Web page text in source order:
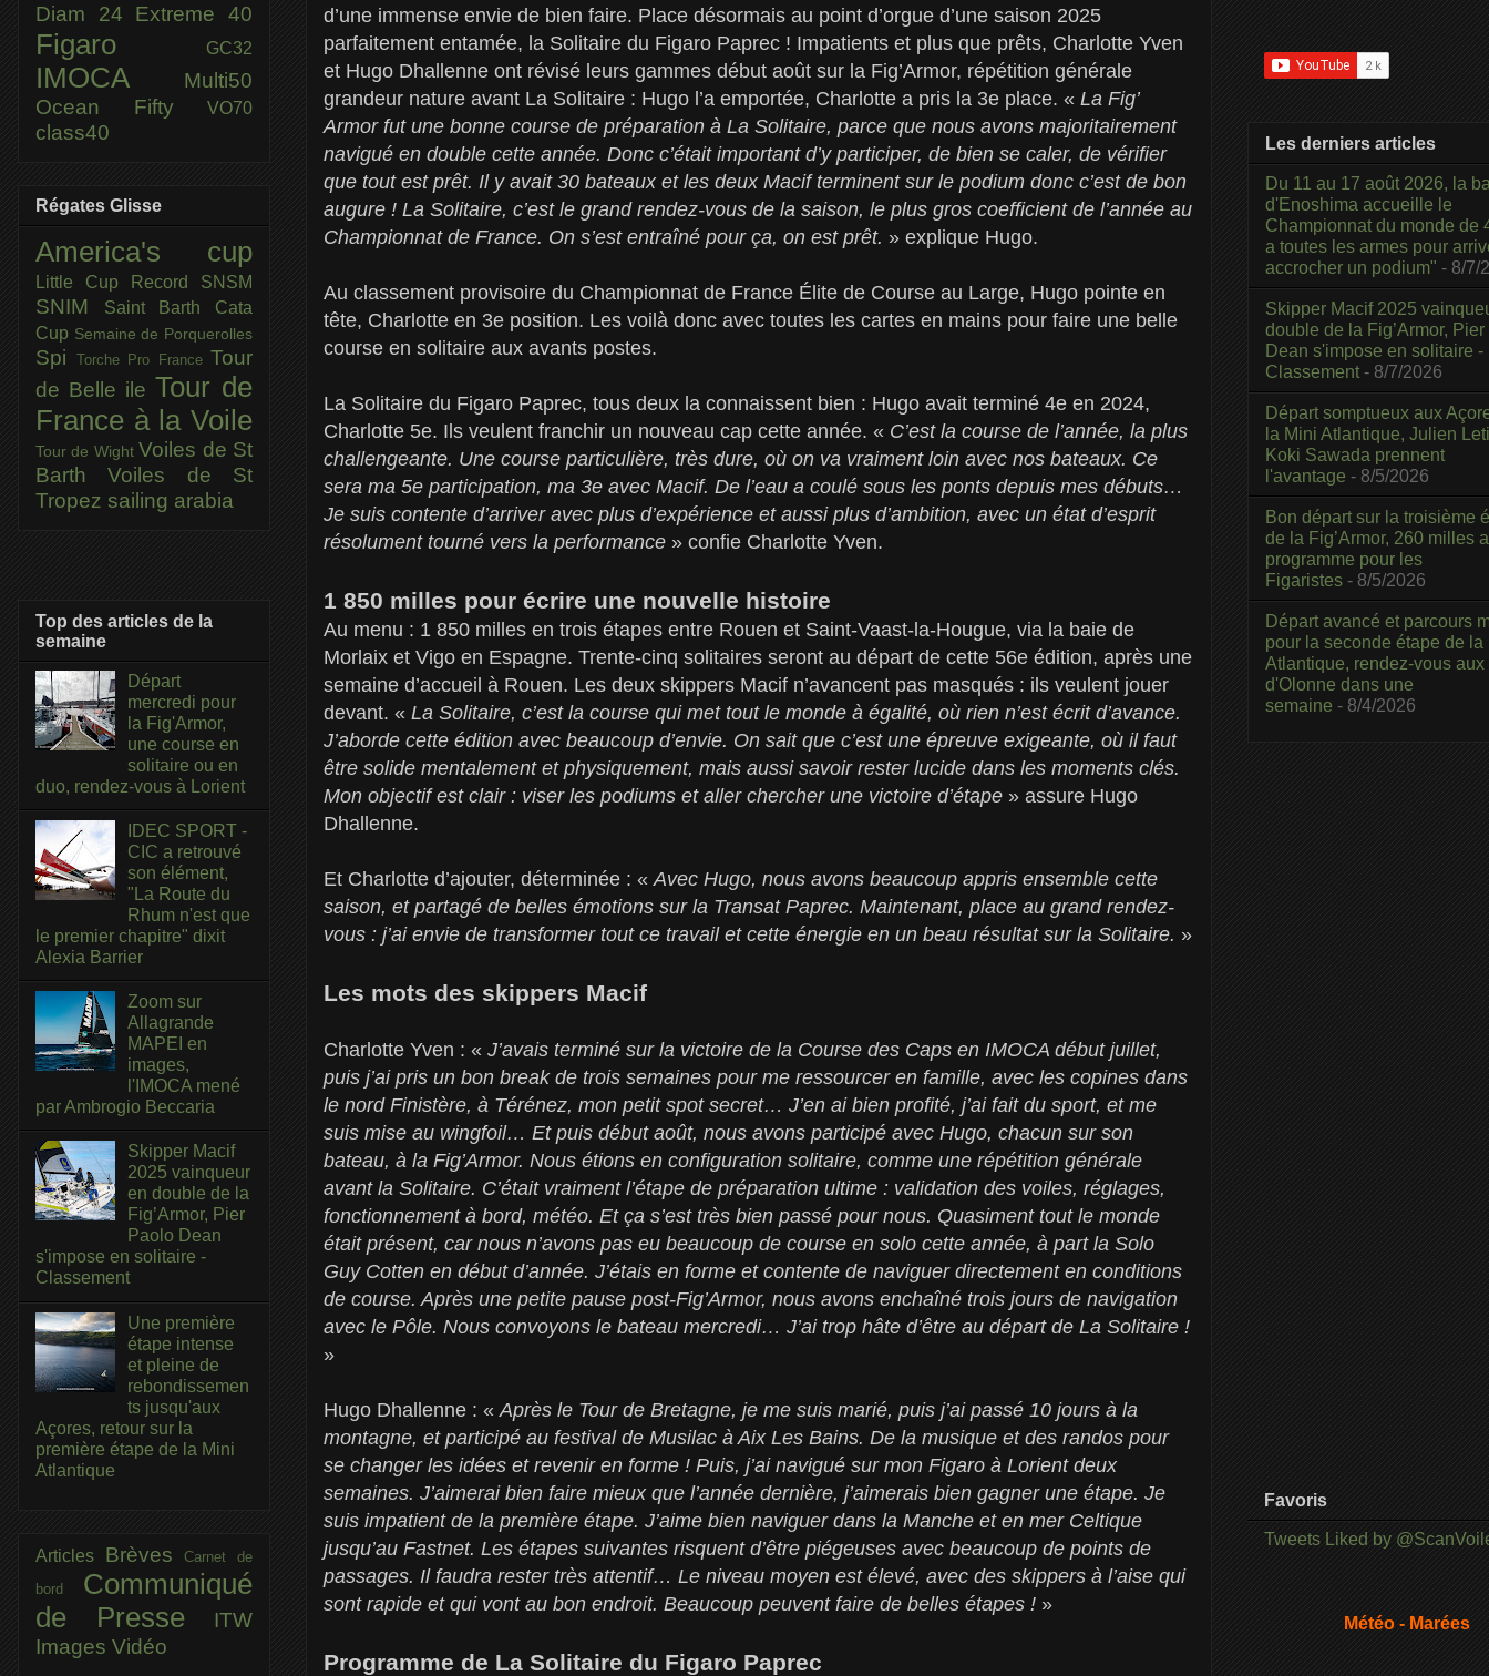
d’une immense envie de bien faire. Place désormais au point d’orgue d’une saison 2025
parfaitement entamée, la Solitaire du Figaro Paprec ! Impatients et plus que prêts, Charlotte Yven
et Hugo Dhallenne ont révisé leurs gammes début août sur la Fig’Armor, répétition générale
grandeur nature avant La Solitaire : Hugo l’a emportée, Charlotte a pris la 3e place. « La Fig’
Armor fut une bonne course de préparation à La Solitaire, parce que nous avons majoritairement
navigué en double cette année. Donc c’était important d’y participer, de bien se caler, de vérifier
que tout est prêt. Il y avait 30 bateaux et les deux Macif terminent sur le podium donc c’est de bon
augure ! La Solitaire, c’est le grand rendez-vous de la saison, le plus gros coefficient de l’année au
Championnat de France. On s’est entraîné pour ça, on est prêt. » explique Hugo.
Au classement provisoire du Championnat de France Élite de Course au Large, Hugo pointe en
tête, Charlotte en 3e position. Les voilà donc avec toutes les cartes en mains pour faire une belle
course en solitaire aux avants postes.
La Solitaire du Figaro Paprec, tous deux la connaissent bien : Hugo avait terminé 4e en 2024,
Charlotte 5e. Ils veulent franchir un nouveau cap cette année. « C’est la course de l’année, la plus
challengeante. Une course particulière, très dure, où on va vraiment loin avec nos bateaux. Ce
sera ma 5e participation, ma 3e avec Macif. De l’eau a coulé sous les ponts depuis mes débuts…
Je suis contente d’arriver avec plus d’expérience et aussi plus d’ambition, avec un état d’esprit
résolument tourné vers la performance » confie Charlotte Yven.
1 850 milles pour écrire une nouvelle histoire
Au menu : 1 850 milles en trois étapes entre Rouen et Saint-Vaast-la-Hougue, via la baie de
Morlaix et Vigo en Espagne. Trente-cinq solitaires seront au départ de cette 56e édition, après une
semaine d’accueil à Rouen. Les deux skippers Macif n’avancent pas masqués : ils veulent jouer
devant. « La Solitaire, c’est la course qui met tout le monde à égalité, où rien n’est écrit d’avance.
J’aborde cette édition avec beaucoup d’envie. On sait que c’est une épreuve exigeante, où il faut
être solide mentalement et physiquement, mais aussi savoir rester lucide dans les moments clés.
Mon objectif est clair : viser les podiums et aller chercher une victoire d’étape » assure Hugo
Dhallenne.
Et Charlotte d’ajouter, déterminée : « Avec Hugo, nous avons beaucoup appris ensemble cette
saison, et partagé de belles émotions sur la Transat Paprec. Maintenant, place au grand rendez-
vous : j’ai envie de transformer tout ce travail et cette énergie en un beau résultat sur la Solitaire. »
Les mots des skippers Macif
Charlotte Yven : « J’avais terminé sur la victoire de la Course des Caps en IMOCA début juillet,
puis j’ai pris un bon break de trois semaines pour me ressourcer en famille, avec les copines dans
le nord Finistère, à Térénez, mon petit spot secret… J’en ai bien profité, j’ai fait du sport, et me
suis mise au wingfoil… Et puis début août, nous avons participé avec Hugo, chacun sur son
bateau, à la Fig’Armor. Nous étions en configuration solitaire, comme une répétition générale
avant la Solitaire. C’était vraiment l’étape de préparation ultime : validation des voiles, réglages,
fonctionnement à bord, météo. Et ça s’est très bien passé pour nous. Quasiment tout le monde
était présent, car nous n’avons pas eu beaucoup de course en solo cette année, à part la Solo
Guy Cotten en début d’année. J’étais en forme et contente de naviguer directement en conditions
de course. Après une petite pause post-Fig’Armor, nous avons enchaîné trois jours de navigation
avec le Pôle. Nous convoyons le bateau mercredi… J’ai trop hâte d’être au départ de La Solitaire !
»
Hugo Dhallenne : « Après le Tour de Bretagne, je me suis marié, puis j’ai passé 10 jours à la
montagne, et participé au festival de Musilac à Aix Les Bains. De la musique et des randos pour
se changer les idées et revenir en forme ! Puis, j’ai navigué sur mon Figaro à Lorient deux
semaines. J’aimerai bien faire mieux que l’année dernière, j’aimerais bien gagner une étape. Je
suis impatient de la première étape. J’aime bien naviguer dans la Manche et en mer Celtique
jusqu’au Fastnet. Les étapes suivantes risquent d’être piégeuses avec beaucoup de points de
passages. Il faudra rester très attentif… Le niveau moyen est élevé, avec des skippers à l’aise qui
sont rapide et qui vont au bon endroit. Beaucoup peuvent faire de belles étapes ! »
Programme de La Solitaire du Figaro Paprec
Diam 24 Extreme 40
Figaro GC32
IMOCA
Multi50
Ocean Fifty
VO70
class40
Régates Glisse
America's cup
Little Cup Record SNSM
SNIM
Saint Barth Cata
Cup Semaine de Porquerolles
Spi Torche Pro France Tour
de Belle ile Tour de
France à la Voile
Tour de Wight Voiles de St
BarthVoiles de St
Tropez sailing arabia
Top des articles de la
semaine
Départ
mercredi pour
la Fig'Armor,
une course en
solitaire ou en
duo, rendez-vous à Lorient
IDEC SPORT -
CIC a retrouvé
son élément,
"La Route du
Rhum n'est que
le premier chapitre" dixit
Alexia Barrier
Zoom sur
Allagrande
MAPEI en
images,
l'IMOCA mené
par Ambrogio Beccaria
Skipper Macif
2025 vainqueur
en double de la
Fig’Armor, Pier
Paolo Dean
s'impose en solitaire -
Classement
Une première
étape intense
et pleine de
rebondissemen
ts jusqu'aux
Açores, retour sur la
première étape de la Mini
Atlantique
Articles BrèvesCarnet de
bord Communiqué
de Presse
ITW
Images Vidéo
Les derniers articles
Du 11 au 17 août 2026, la
d'Enoshima accueille le
Championnat du monde de
a toutes les armes pour
accrocher un podium" - 8/7/
Skipper Macif 2025
double de la Fig’Armor,
Dean s'impose en solitaire -
Classement - 8/7/2026
Départ somptueux aux
la Mini Atlantique, Julien
Koki Sawada prennent
l'avantage - 8/5/2026
Bon départ sur la troisième
de la Fig’Armor, 260 milles
programme pour les
Figaristes - 8/5/2026
Départ avancé et parcours
pour la seconde étape de la
Atlantique, rendez-vous
d'Olonne dans une
semaine - 8/4/2026
Favoris
Tweets Liked by
Météo - Marées